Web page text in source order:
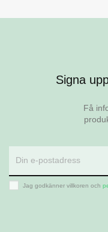
Signa
Få
Jag godkänner villkoren och